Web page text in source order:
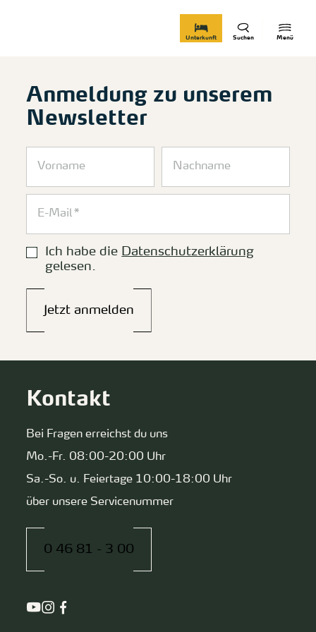
Menü
Suchen
Unterkunft
Anmeldung zu unserem
Newsletter
Ich habe die Datenschutzerklärung
gelesen.
Jetzt anmelden
Kontakt
Bei Fragen erreichst du uns
Mo.-Fr. 08:00-20:00 Uhr
Sa.-So. u. Feiertage 10:00-18:00 Uhr
über unsere Servicenummer
0 46 81 - 3 00